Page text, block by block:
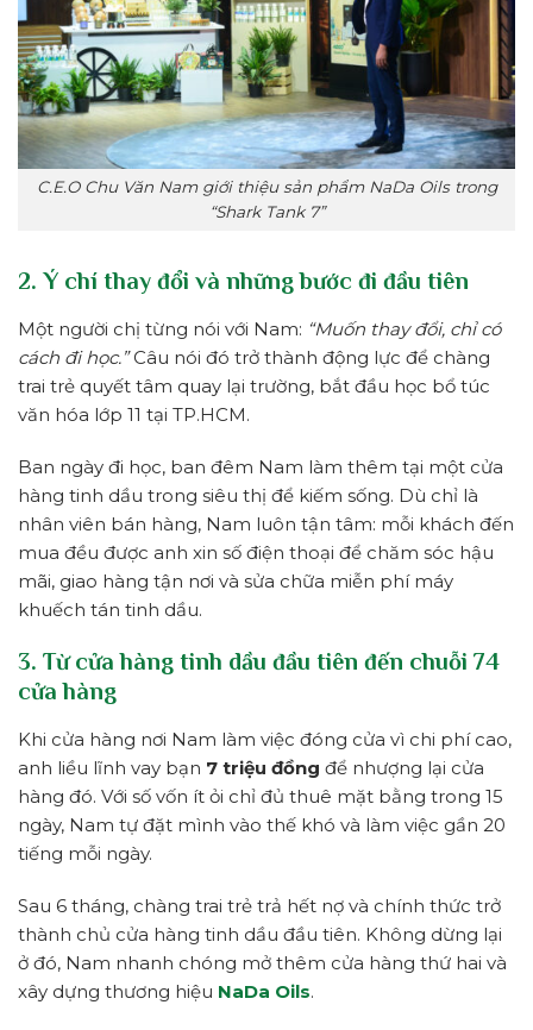
C.E.O Chu Văn Nam giới thiệu sản phẩm NaDa Oils trong
“Shark Tank 7”
2. Ý chí thay đổi và những bước đi đầu tiên
Một người chị từng nói với Nam: “Muốn thay đổi, chỉ có
cách đi học.”Câu nói đó trở thành động lực để chàng
trai trẻ quyết tâm quay lại trường, bắt đầu học bổ túc
văn hóa lớp 11 tại TP.HCM.
Ban ngày đi học, ban đêm Nam làm thêm tại một cửa
hàng tinh dầu trong siêu thị để kiếm sống. Dù chỉ là
nhân viên bán hàng, Nam luôn tận tâm: mỗi khách đến
mua đều được anh xin số điện thoại để chăm sóc hậu
mãi, giao hàng tận nơi và sửa chữa miễn phí máy
khuếch tán tinh dầu.
3. Từ cửa hàng tinh dầu đầu tiên đến chuỗi 74
cửa hàng
Khi cửa hàng nơi Nam làm việc đóng cửa vì chi phí cao,
anh liều lĩnh vay bạn 7 triệu đồng để nhượng lại cửa
hàng đó. Với số vốn ít ỏi chỉ đủ thuê mặt bằng trong 15
ngày, Nam tự đặt mình vào thế khó và làm việc gần 20
tiếng mỗi ngày.
Sau 6 tháng, chàng trai trẻ trả hết nợ và chính thức trở
thành chủ cửa hàng tinh dầu đầu tiên. Không dừng lại
ở đó, Nam nhanh chóng mở thêm cửa hàng thứ hai và
xây dựng thương hiệu NaDa Oils.